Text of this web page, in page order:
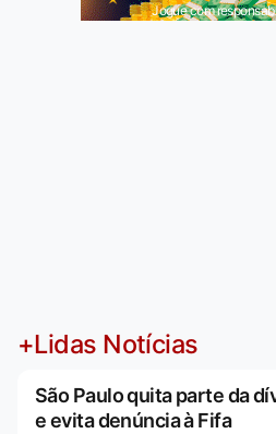
Jogue com
+Lidas Notícias
São Paulo quita parte da
e evita denúncia à Fifa